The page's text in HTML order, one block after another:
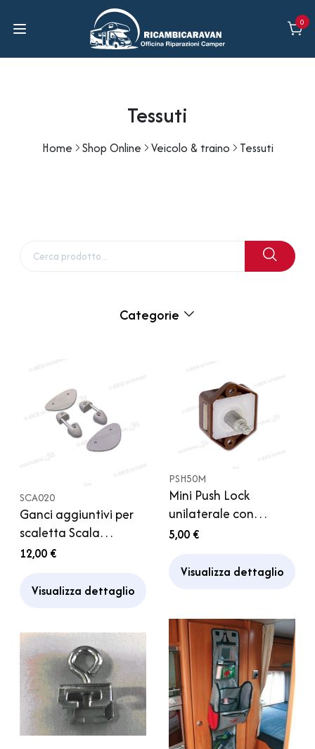
0
Tessuti
Home Shop Online Veicolo & traino Tessuti
Categorie
SCA020
Ganci aggiuntivi per
scaletta Scala
Cuccetta Camper
12,00 €
Visualizza dettaglio
PSH50M
Mini Push Lock
unilaterale con
serratura a pulsante
5,00 €
Visualizza dettaglio